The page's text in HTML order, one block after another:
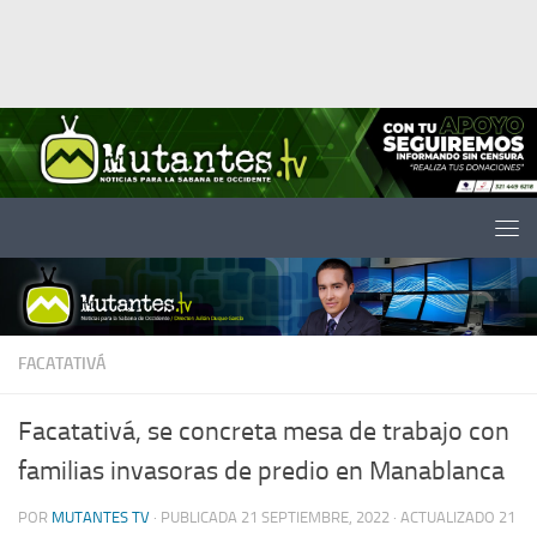
FACATATIVÁ
Facatativá, se concreta mesa de trabajo con
familias invasoras de predio en Manablanca
POR MUTANTES TV · PUBLICADA 21 SEPTIEMBRE, 2022 · ACTUALIZADO 21